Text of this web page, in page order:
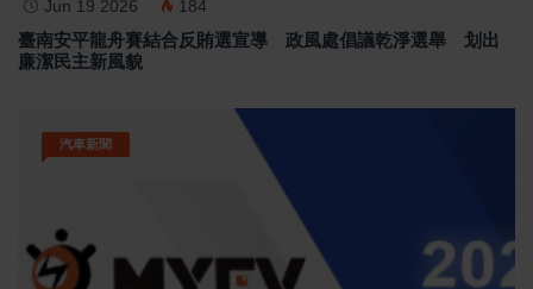
Jun 19 2026 184
臺南安平龍舟賽結合反賄選宣導 政風處倡議乾淨選舉 划出
廉潔民主新風貌
汽車新聞